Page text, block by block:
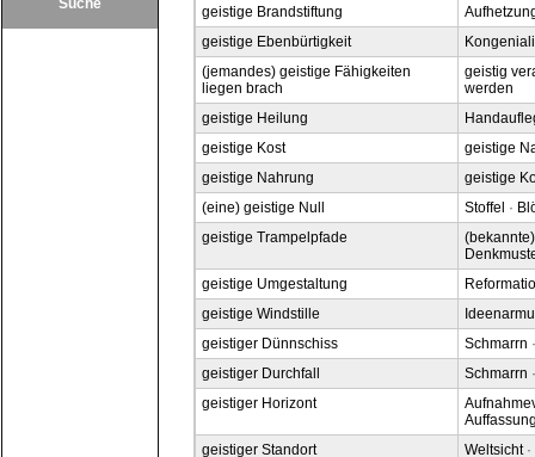
Suche
geistige Brandstiftung
geistige Ebenbürtigkeit
(jemandes) geistige Fähigkeiten
liegen brach
geistig
werden
geistige Heilung
geistige Kost
geistige
geistige Nahrung
geistige
(eine) geistige Null
Stoffel ·
geistige Trampelpfade
geistige Umgestaltung
geistige Windstille
geistiger Dünnschiss
Schmarrn
geistiger Durchfall
Schmarrn
geistiger Horizont
geistiger Standort
Weltsicht·